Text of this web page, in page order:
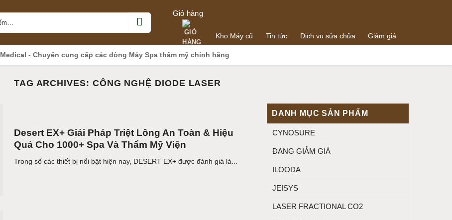
Giỏ hàng
Kho Máy cũ Tin tức Dịch vụ sửa chữa Giảm giá
- Chuyên cung cấp các dòng Máy Spa thẩm mỹ chính hãng
TAG ARCHIVES: CÔNG NGHỆ DIODE LASER
Desert EX+ Giải Pháp Triệt Lông An Toàn & Hiệu
Quả Cho 1000+ Spa Và Thẩm Mỹ Viện
Trong số các thiết bị nổi bật hiện nay, DESERT EX+ được đánh giá là...
DANH MỤC SẢN PHẨM
CYNOSURE
ĐANG GIẢM GIÁ
ILOODA
JEISYS
LASER FRACTIONAL CO2